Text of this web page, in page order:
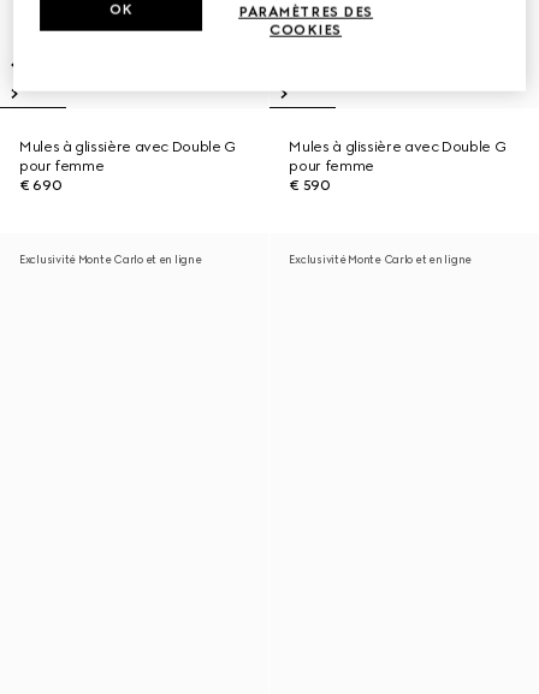
Mules à glissière avec Double G
pour femme
€ 690
Mules à glissière avec Double G
pour femme
€ 590
Exclusivité Monte Carlo et en ligne Exclusivité Monte Carlo et en ligne
PARAMÈTRES DES
COOKIES
OK